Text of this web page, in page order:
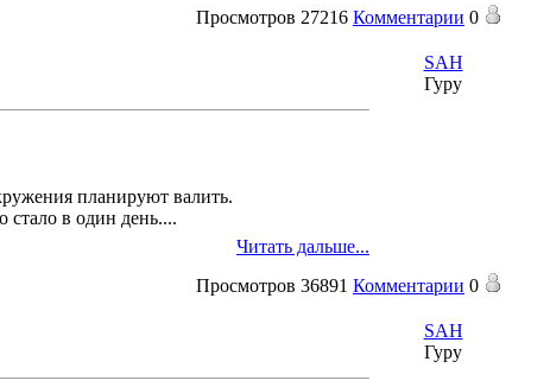
Просмотров 27216 Комментарии 0
планируют валить.
стало в один день....
Читать дальше...
SAH
Гуру
Просмотров 36891 Комментарии 0
SAH
Гуру